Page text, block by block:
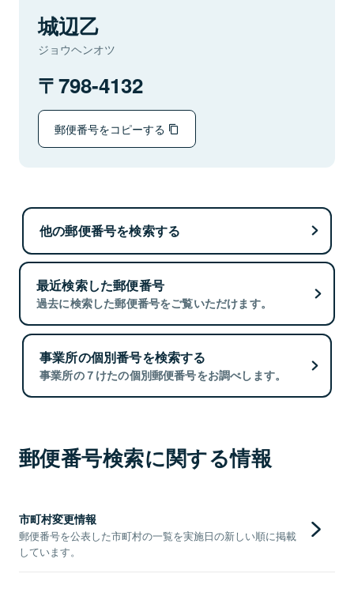
城辺乙
ジョウヘンオツ
798-4132
郵便番号をコピーする
他の郵便番号を検索する
最近検索した郵便番号
過去に検索した郵便番号をご覧いただけます。
事業所の個別番号を検索する
事業所の７けたの個別郵便番号をお調べします。
郵便番号検索に関する情報
市町村変更情報
郵便番号を公表した市町村の一覧を実施日の新しい順に掲載
しています。